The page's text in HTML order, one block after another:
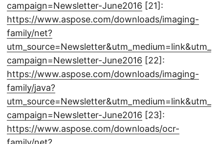
campaign=Newsletter-June2016 [21]:
https://www.aspose.com/downloads/imaging-
family/net?
utm_source=Newsletter&utm_medium=link&utm_
campaign=Newsletter-June2016 [22]:
https://www.aspose.com/downloads/imaging-
family/java?
utm_source=Newsletter&utm_medium=link&utm_
campaign=Newsletter-June2016 [23]:
https://www.aspose.com/downloads/ocr-